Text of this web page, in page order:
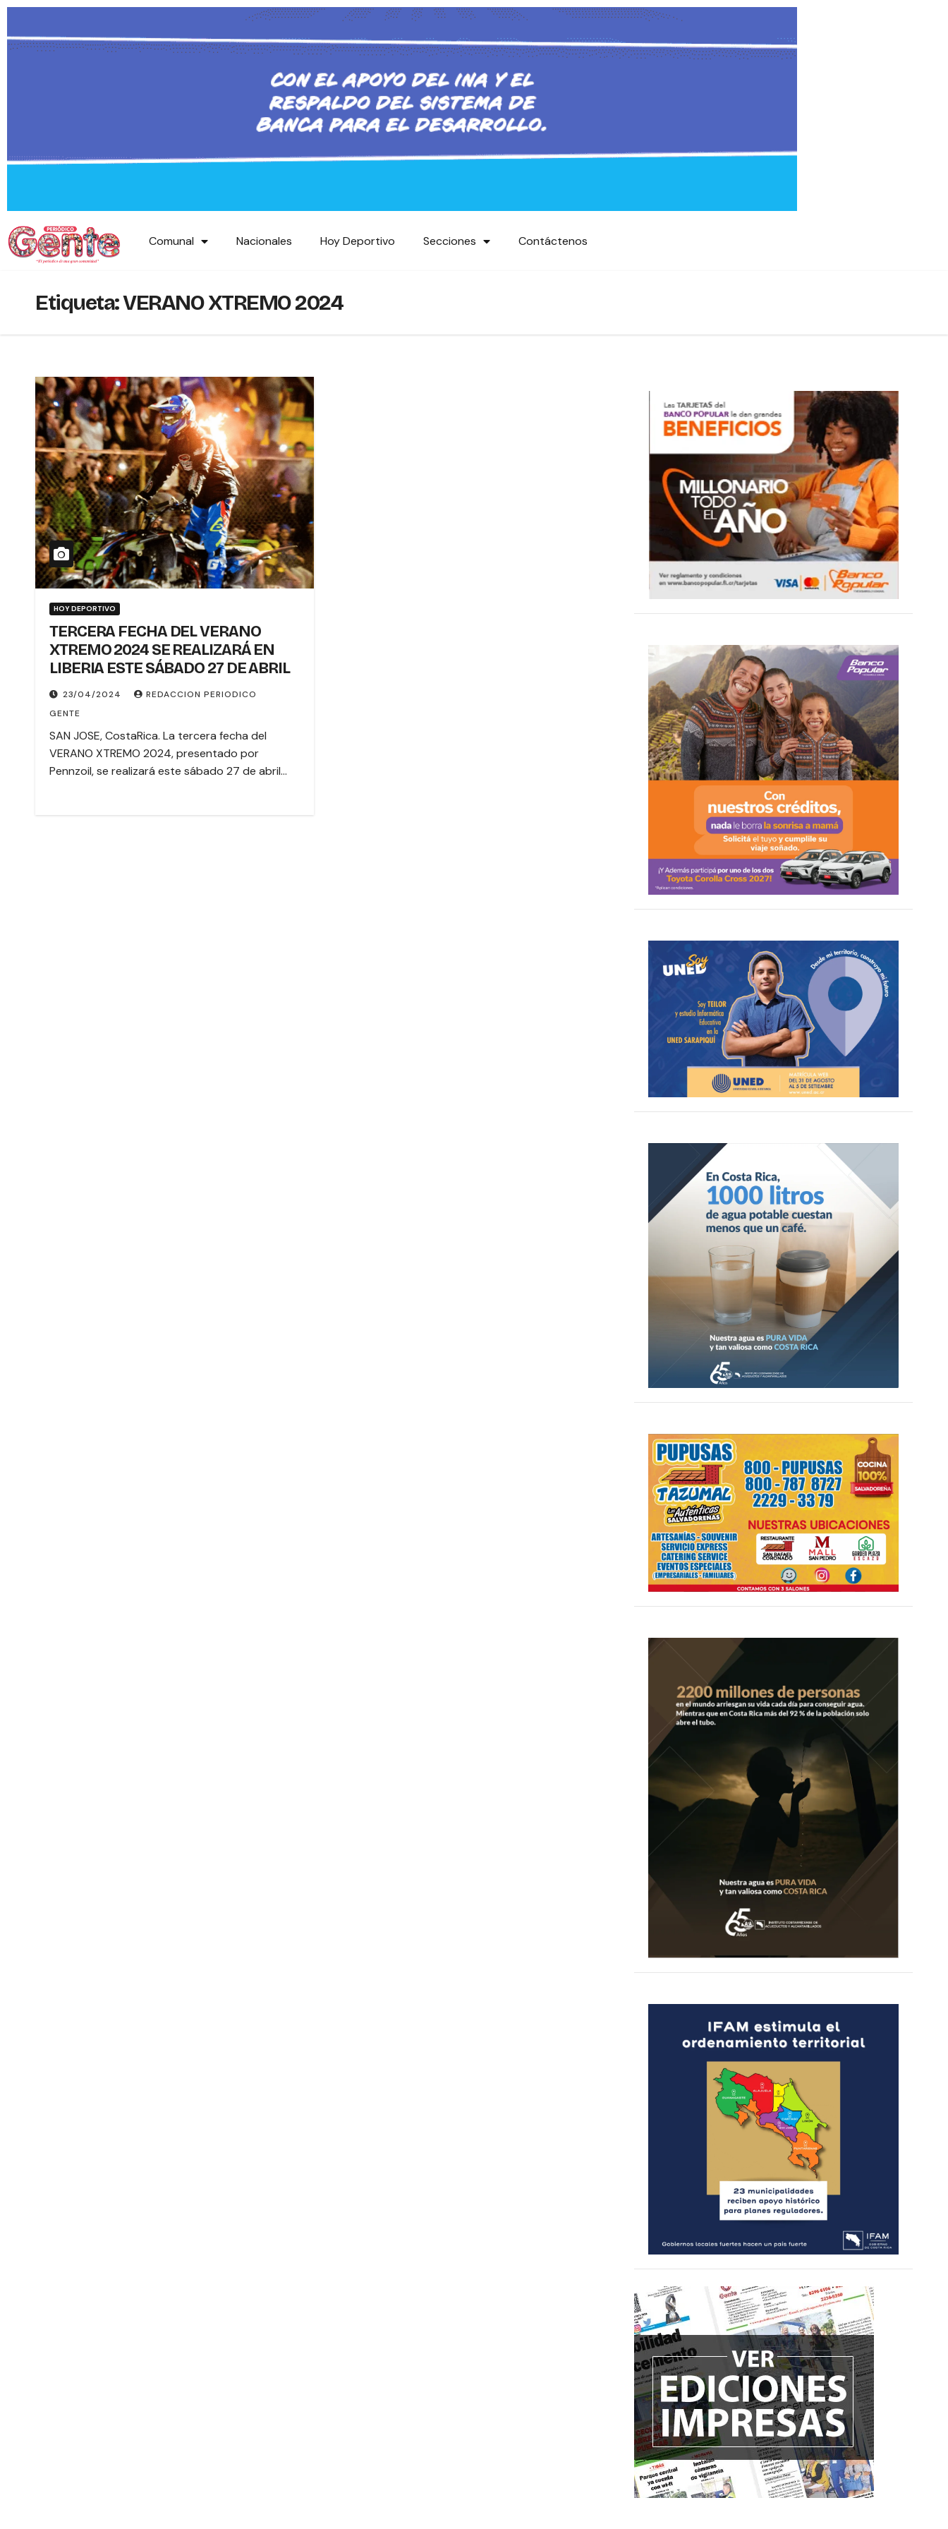
Comunal Nacionales Hoy Deportivo Secciones Contáctenos
Etiqueta:VERANO XTREMO 2024
HOY DEPORTIVO
TERCERA FECHA DEL VERANO
XTREMO 2024 SE REALIZARÁ EN
LIBERIA ESTE SÁBADO 27 DE ABRIL
23/04/2024
REDACCION PERIODICO
GENTE
SAN JOSE, CostaRica. La tercera fecha del
VERANO XTREMO 2024, presentado por
Pennzoil, se realizará este sábado 27 de abril…